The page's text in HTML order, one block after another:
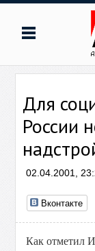
Для
России
02.04.2001,
Вконтакте
Как отметил